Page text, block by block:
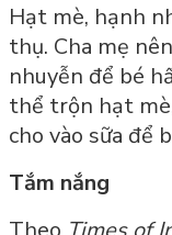
Hạt mè, hạnh
thụ. Cha mẹ
nhuyễn để bé
thể trộn hạt
cho vào sữa để
Tắm nắng